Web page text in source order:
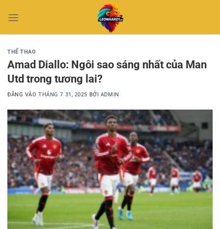
qua
THỂ THAO
Amad Diallo: Ngôi sao sáng nhất của Man
Utd trong tương lai?
ĐĂNG VÀOTHÁNG 7 31, 2025 BỞI ADMIN